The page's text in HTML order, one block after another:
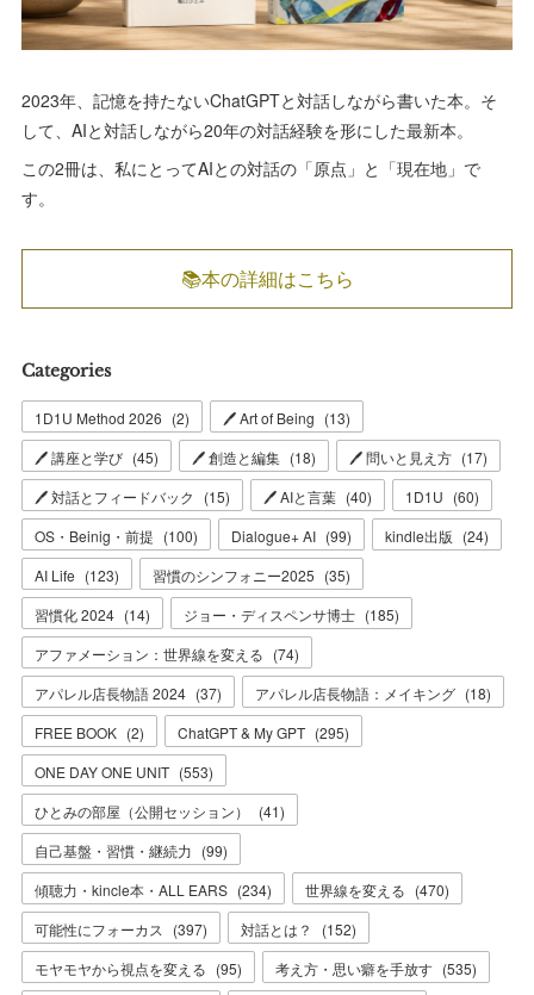
2023年、記憶を持たないChatGPTと対話しながら書いた本。そ
して、AIと対話しながら20年の対話経験を形にした最新本。
この2冊は、私にとってAIとの対話の「原点」と「現在地」で
す。
📚本の詳細はこちら
Categories
1D1U Method 2026 (2) 🖊 Art of Being (13)
🖊 講座と学び (45) 🖊 創造と編集 (18) 🖊 問いと見え方 (17)
🖊 対話とフィードバック
(15) 🖊 AIと言葉 (40) 1D1U (60)
OS・Beinig・前提 (100) Dialogue+ AI (99) kindle出版 (24)
AI Life (123) 習慣のシンフォニー2025 (35)
習慣化 2024 (14) ジョー・ディスペンサ博士 (185)
アファメーション：世界線を変える (74)
アパレル店長物語 2024 (37) アパレル店長物語：メイキング (18)
FREE BOOK (2) ChatGPT & My GPT (295)
ONE DAY ONE UNIT (553)
ひとみの部屋（公開セッション）
(41)
自己基盤・習慣・継続力 (99)
傾聴力・kincle本・ALL EARS (234) 世界線を変える (470)
可能性にフォーカス
(397) 対話とは？ (152)
モヤモヤから視点を変える (95) 考え方・思い癖を手放す (535)